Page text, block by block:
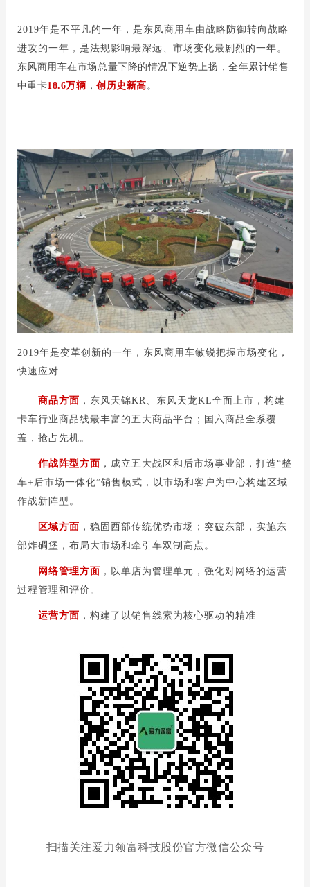
2019年是不平凡的一年，是东风商用车由战略防御转向战略
进攻的一年，是法规影响最深远、市场变化最剧烈的一年。
东风商用车在市场总量下降的情况下逆势上扬，全年累计销售
中重卡18.6万辆 ，创历史新高 。
2019年是变革创新的一年，东风商用车敏锐把握市场变化，
快速应对——
商品方面 ，东风天锦KR、东风天龙KL全面上市，构建
卡车行业商品线最丰富的五大商品平台；国六商品全系覆
盖，抢占先机。
作战阵型方面 ，成立五大战区和后市场事业部，打造“整
车+后市场一体化”销售模式，以市场和客户为中心构建区域
作战新阵型。
区域方面 ，稳固西部传统优势市场；突破东部，实施东
部炸碉堡，布局大市场和牵引车双制高点。
网络管理方面 ，以单店为管理单元，强化对网络的运营
过程管理和评价。
运营方面 ，构建了以销售线索为核心驱动的精准
扫描关注爱力领富科技股份官方微信公众号